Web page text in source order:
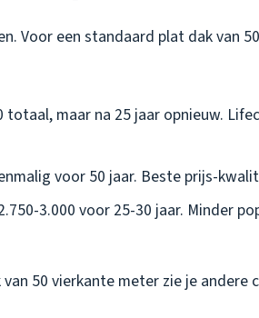
Voor een standaard plat dak van
totaal, maar na 25 jaar opnieuw.
voor 50 jaar. Beste prijs-
3.000 voor 25-30 jaar. Minder
50 vierkante meter zie je andere